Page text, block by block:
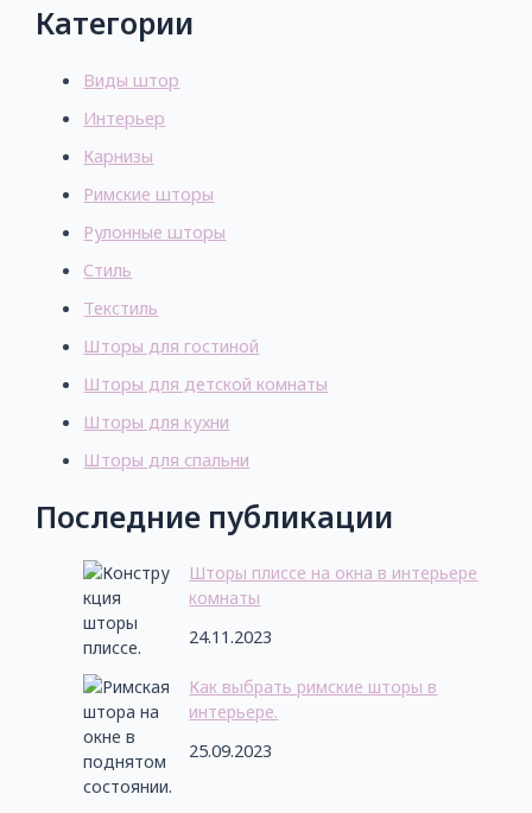
Категории
Виды штор
Интерьер
Карнизы
Римские шторы
Рулонные шторы
Стиль
Текстиль
Шторы для гостиной
Шторы для детской комнаты
Шторы для кухни
Шторы для спальни
Последние публикации
Шторы плиссе на окна в интерьере
комнаты
24.11.2023
Как выбрать римские шторы в
интерьере.
25.09.2023